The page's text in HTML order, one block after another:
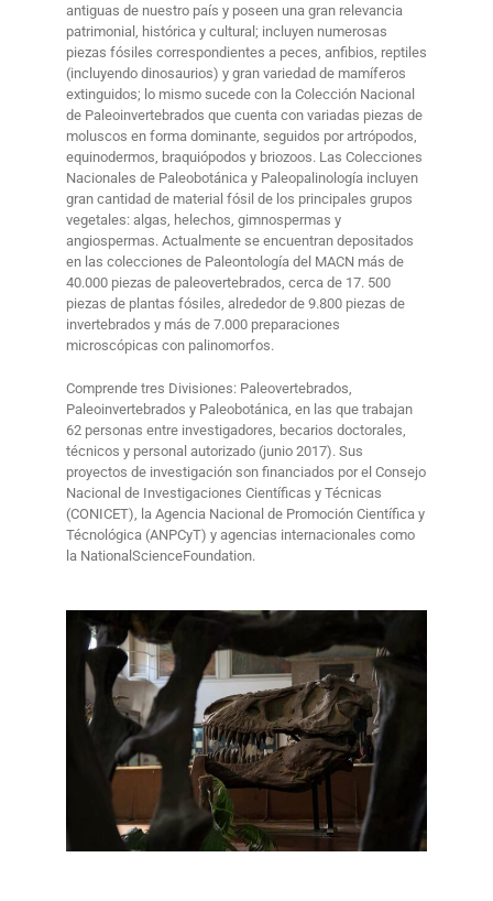
antiguas de nuestro país y poseen una gran relevancia
patrimonial, histórica y cultural; incluyen numerosas
piezas fósiles correspondientes a peces, anfibios, reptiles
(incluyendo dinosaurios) y gran variedad de mamíferos
extinguidos; lo mismo sucede con la Colección Nacional
de Paleoinvertebrados que cuenta con variadas piezas de
moluscos en forma dominante, seguidos por artrópodos,
equinodermos, braquiópodos y briozoos. Las Colecciones
Nacionales de Paleobotánica y Paleopalinología incluyen
gran cantidad de material fósil de los principales grupos
vegetales: algas, helechos, gimnospermas y
angiospermas. Actualmente se encuentran depositados
en las colecciones de Paleontología del MACN más de
40.000 piezas de paleovertebrados, cerca de 17. 500
piezas de plantas fósiles, alrededor de 9.800 piezas de
invertebrados y más de 7.000 preparaciones
microscópicas con palinomorfos.
Comprende tres Divisiones: Paleovertebrados,
Paleoinvertebrados y Paleobotánica, en las que trabajan
62 personas entre investigadores, becarios doctorales,
técnicos y personal autorizado (junio 2017). Sus
proyectos de investigación son financiados por el Consejo
Nacional de Investigaciones Científicas y Técnicas
(CONICET), la Agencia Nacional de Promoción Científica y
Técnológica (ANPCyT) y agencias internacionales como
la NationalScienceFoundation.